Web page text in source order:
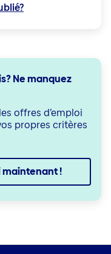
Ne manquez
offres d’emploi
propres critères
maintenant !